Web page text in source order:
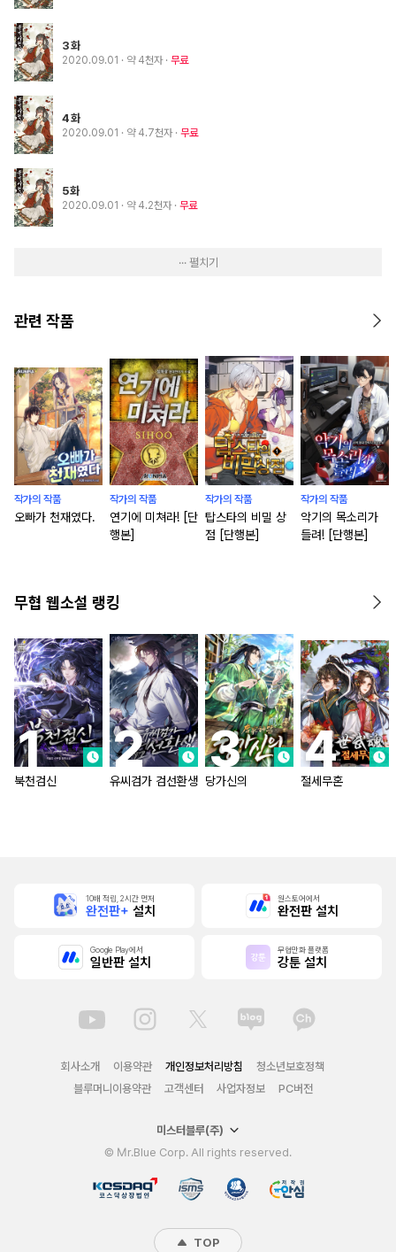
3화
2020.09.01 · 약 4천자 무료
4화
2020.09.01 · 약 4.7천자 무료
5화
2020.09.01 · 약 4.2천자 무료
··· 펼치기
관련 작품
작가의 작품
오빠가 천재였다.
작가의 작품
연기에 미쳐라! [단
행본]
작가의 작품
탑스타의 비밀 상
점 [단행본]
작가의 작품
악기의 목소리가
들려! [단행본]
무협 웹소설 랭킹
북천검신 유씨검가 검선환생 당가신의 절세무혼
10배 적립, 2시간 먼저
완전판+ 설치
원스토어에서
완전판 설치
Google Play에서
일반판 설치
무협만화 플랫폼
강툰 설치
회사소개 이용약관 개인정보처리방침
청소년보호정책
블루머니이용약관
고객센터 사업자정보 PC버전
미스터블루(주)
© Mr.Blue Corp. All rights reserved.
TOP